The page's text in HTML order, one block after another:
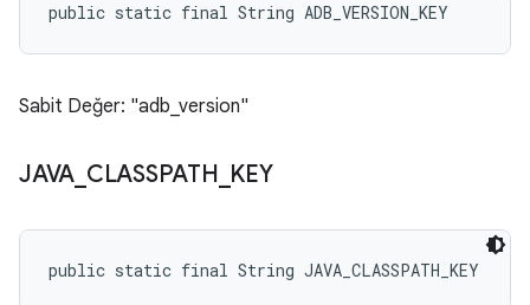
public static final String ADB_VERSION_KEY
Sabit Değer: "adb_version"
JAVA CLASSPATH KEY
public static final String JAVA_CLASSPATH_KEY